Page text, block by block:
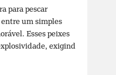
para pescar
um simples
Esses peixes
exigind